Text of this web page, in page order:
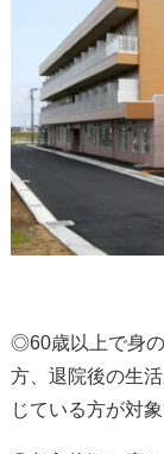
◎60歳以上で身
方、退院後の生
じている方が対象